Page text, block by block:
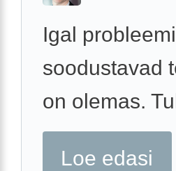
Igal
soodustavad
on olemas.
Loe edasi